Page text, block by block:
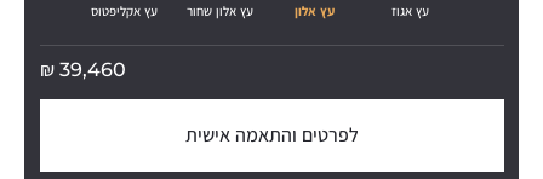
עץ אגוז עץ אלון עץ אלון שחור עץ אקליפטוס
39,460
₪
לפרטים והתאמה אישית